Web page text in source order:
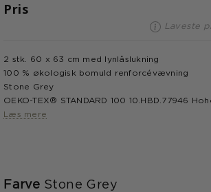
Pris
Laveste
2 stk. 60 x 63 cm med lynlåslukning
100 % økologisk bomuld renforcévævning
Stone Grey
OEKO-TEX® STANDARD 100 10.HBD.77946
Svanemærke-certificeret
Læs mere
Farve Stone Grey